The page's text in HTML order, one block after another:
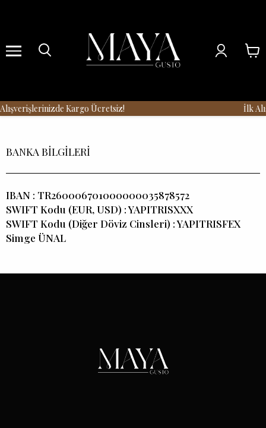
Kargo Ücretsiz! İlk
BANKA BİLGİLERİ
IBAN : TR260006701000000035878572
SWIFT Kodu (EUR, USD) : YAPITRISXXX
SWIFT Kodu (Diğer Döviz Cinsleri) : YAPITRISFEX
Simge ÜNAL